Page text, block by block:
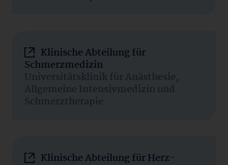
Klinische Abteilung für
Schmerzmedizin
Universitätsklinik für Anästhesie,
Allgemeine Intensivmedizin und
Schmerztherapie
Klinische Abteilung für Herz-